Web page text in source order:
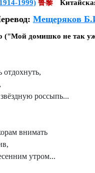
1999) 鲁藜
Мещеряков
("Мой домишко не так
отдохнуть,
россыпь...
внимать
утром...